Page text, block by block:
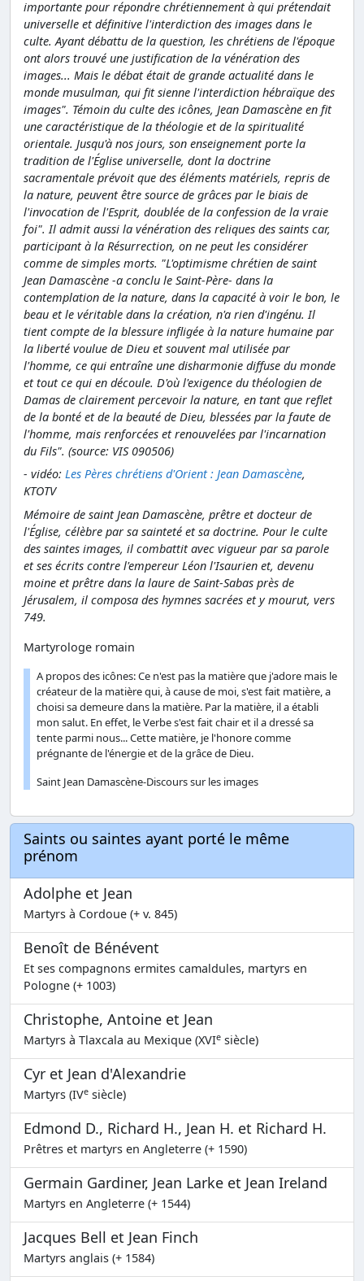
importante pour répondre chrétiennement à qui prétendait
universelle et définitive l'interdiction des images dans le
culte. Ayant débattu de la question, les chrétiens de l'époque
ont alors trouvé une justification de la vénération des
images... Mais le débat était de grande actualité dans le
monde musulman, qui fit sienne l'interdiction hébraïque des
images". Témoin du culte des icônes, Jean Damascène en fit
une caractéristique de la théologie et de la spiritualité
orientale. Jusqu'à nos jours, son enseignement porte la
tradition de l'Église universelle, dont la doctrine
sacramentale prévoit que des éléments matériels, repris de
la nature, peuvent être source de grâces par le biais de
l'invocation de l'Esprit, doublée de la confession de la vraie
foi". Il admit aussi la vénération des reliques des saints car,
participant à la Résurrection, on ne peut les considérer
comme de simples morts. "L'optimisme chrétien de saint
Jean Damascène -a conclu le Saint-Père- dans la
contemplation de la nature, dans la capacité à voir le bon, le
beau et le véritable dans la création, n'a rien d'ingénu. Il
tient compte de la blessure infligée à la nature humaine par
la liberté voulue de Dieu et souvent mal utilisée par
l'homme, ce qui entraîne une disharmonie diffuse du monde
et tout ce qui en découle. D'où l'exigence du théologien de
Damas de clairement percevoir la nature, en tant que reflet
de la bonté et de la beauté de Dieu, blessées par la faute de
l'homme, mais renforcées et renouvelées par l'incarnation
du Fils". (source: VIS 090506)
- vidéo: Les Pères chrétiens d'Orient : Jean Damascène,
KTOTV
Mémoire de saint Jean Damascène, prêtre et docteur de
l'Église, célèbre par sa sainteté et sa doctrine. Pour le culte
des saintes images, il combattit avec vigueur par sa parole
et ses écrits contre l'empereur Léon l'Isaurien et, devenu
moine et prêtre dans la laure de Saint-Sabas près de
Jérusalem, il composa des hymnes sacrées et y mourut, vers
749.
Martyrologe romain
A propos des icônes: Ce n'est pas la matière que j'adore mais le
créateur de la matière qui, à cause de moi, s'est fait matière, a
choisi sa demeure dans la matière. Par la matière, il a établi
mon salut. En effet, le Verbe s'est fait chair et il a dressé sa
tente parmi nous... Cette matière, je l'honore comme
prégnante de l'énergie et de la grâce de Dieu.
Saint Jean Damascène-Discours sur les images
Saints ou saintes ayant porté le même
prénom
Adolphe et Jean
Martyrs à Cordoue (+ v. 845)
Benoît de Bénévent
Et ses compagnons ermites camaldules, martyrs en
Pologne (+ 1003)
Christophe, Antoine et Jean
Martyrs à Tlaxcala au Mexique (XVIe siècle)
Cyr et Jean d'Alexandrie
Martyrs (IVe siècle)
Edmond D., Richard H., Jean H. et Richard H.
Prêtres et martyrs en Angleterre (+ 1590)
Germain Gardiner, Jean Larke et Jean Ireland
Martyrs en Angleterre (+ 1544)
Jacques Bell et Jean Finch
Martyrs anglais (+ 1584)